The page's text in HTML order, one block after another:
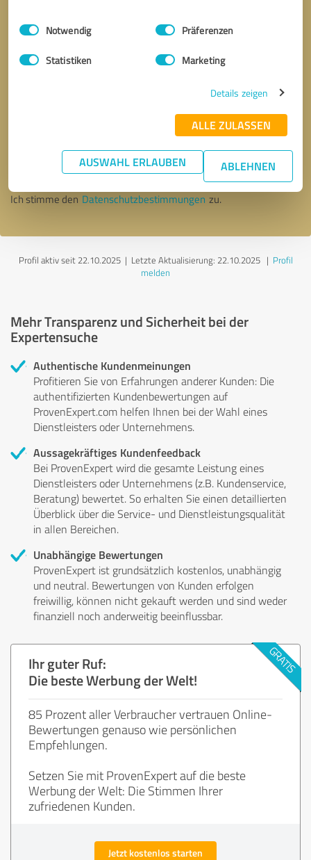
Impressum Datenschutzbestimmungen
Einwilligungsauswahl
Notwendig Präferenzen
Statistiken Marketing
Details zeigen
ALLE ZULASSEN
AUSWAHL ERLAUBEN ABLEHNEN
* Erforderliche Angaben
Nachricht senden
Ich stimme den Datenschutzbestimmungen zu.
Profil aktiv seit 22.10.2025 | Letzte Aktualisierung: 22.10.2025| Profil
melden
Mehr Transparenz und Sicherheit bei der
Expertensuche
Authentische Kundenmeinungen
Profitieren Sie von Erfahrungen anderer Kunden: Die
authentifizierten Kundenbewertungen auf
ProvenExpert.com helfen Ihnen bei der Wahl eines
Dienstleisters oder Unternehmens.
Aussagekräftiges Kundenfeedback
Bei ProvenExpert wird die gesamte Leistung eines
Dienstleisters oder Unternehmens (z.B. Kundenservice,
Beratung) bewertet. So erhalten Sie einen detaillierten
Überblick über die Service- und Dienstleistungsqualität
in allen Bereichen.
Unabhängige Bewertungen
ProvenExpert ist grundsätzlich kostenlos, unabhängig
und neutral. Bewertungen von Kunden erfolgen
freiwillig, können nicht gekauft werden und sind weder
finanziell noch anderweitig beeinflussbar.
Ihr guter Ruf:
Die beste Werbung der Welt!
85 Prozent aller Verbraucher vertrauen Online-
Bewertungen genauso wie persönlichen
Empfehlungen.
Setzen Sie mit ProvenExpert auf die beste
Werbung der Welt: Die Stimmen Ihrer
zufriedenen Kunden.
Jetzt kostenlos starten